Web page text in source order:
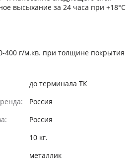
высыхание за 24 часа при +18°С
400 г/м.кв. при толщине покрытия
до терминала ТК
Россия
Россия
10 кг.
металлик